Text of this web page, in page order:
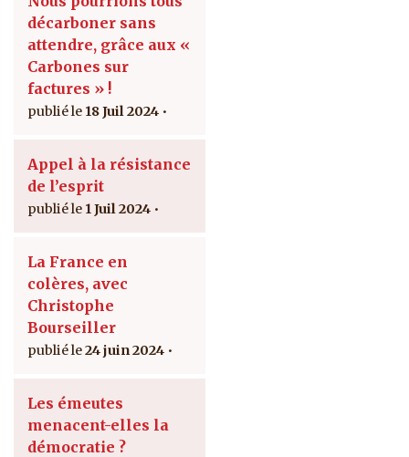
décarboner sans
attendre, grâce aux «
Carbones sur
factures » !
18 Juil 2024
Appel à la résistance
de l’esprit
1 Juil 2024
La France en
colères, avec
Christophe
Bourseiller
24 juin 2024
Les émeutes
menacent-elles la
démocratie ?